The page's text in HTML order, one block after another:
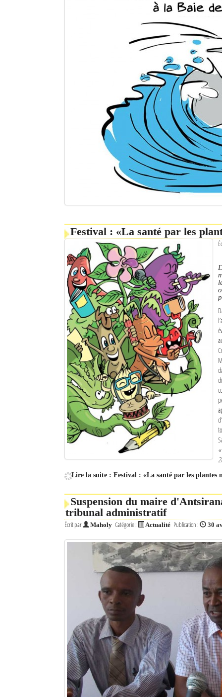
Festival : «La santé par les
Lire la suite : Festival : «La santé par les plantes
Suspension du maire
tribunal administratif
Écrit par Maholy Catégorie : Actualité Publication : 30